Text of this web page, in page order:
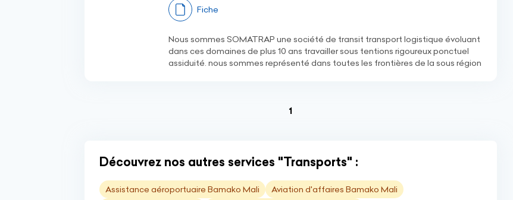
Fiche
Nous sommes SOMATRAP une société de transit transport logistique évoluant
dans ces domaines de plus 10 ans travailler sous tentions rigoureux ponctuel
assiduité. nous sommes représenté dans toutes les frontières de la sous région
1(current)
Découvrez nos autres services "Transports" :
Assistance aéroportuaire Bamako Mali
Aviation d'affaires Bamako Mali